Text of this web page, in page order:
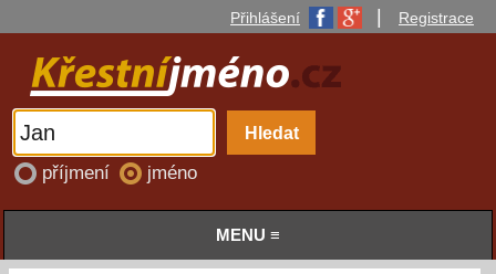
Přihlášení Registrace
příjmení jméno
MENU ≡